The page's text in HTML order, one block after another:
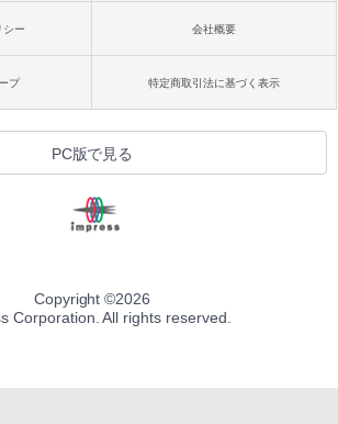
シー 会社概要
プ 特定商取引法に基づく表示
PC版で見る
Copyright ©2026
Corporation. All rights reserved.